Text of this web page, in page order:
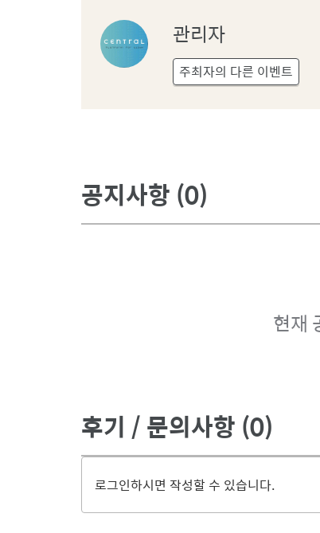
관
리
자
관리자
주최자의 다른 이벤트
공지사항 (0)
현재
후기 / 문의사항 (0)
로그인하시면 작성할 수 있습니다.